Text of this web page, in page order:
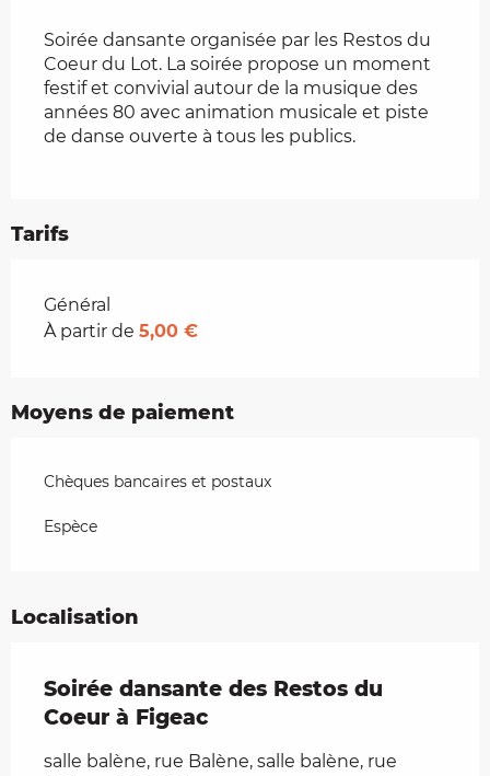
Soirée dansante organisée par les Restos du
Coeur du Lot. La soirée propose un moment
festif et convivial autour de la musique des
années 80 avec animation musicale et piste
de danse ouverte à tous les publics.
Tarifs
Tarifs 2026
Général
À partir de 5,00 €
Moyens de paiement
Chèques bancaires et postaux
Espèce
Localisation
Soirée dansante des Restos du
Coeur à Figeac
salle balène, rue Balène, salle balène, rue